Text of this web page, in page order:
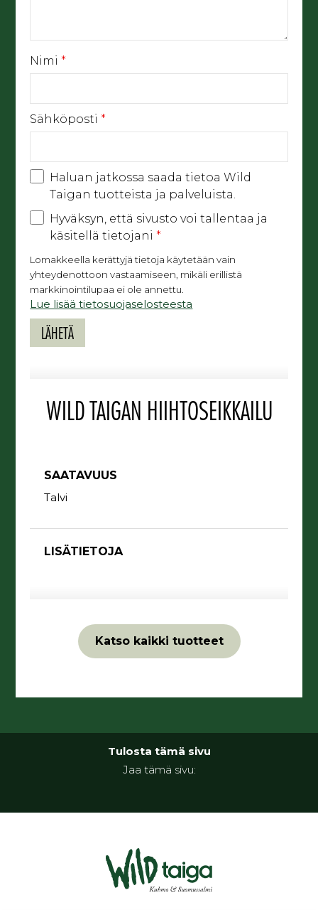
Nimi *
Sähköposti *
Haluan jatkossa saada tietoa Wild
Taigan tuotteista ja palveluista.
Hyväksyn, että sivusto voi tallentaa ja
käsitellä tietojani *
Lomakkeella kerättyjä tietoja käytetään vain
yhteydenottoon vastaamiseen, mikäli erillistä
markkinointilupaa ei ole annettu.
Lue lisää tietosuojaselosteesta
WILD TAIGAN HIIHTOSEIKKAILU
SAATAVUUS
Talvi
LISÄTIETOJA
Katso kaikki tuotteet
Tulosta tämä sivu
Jaa tämä sivu: